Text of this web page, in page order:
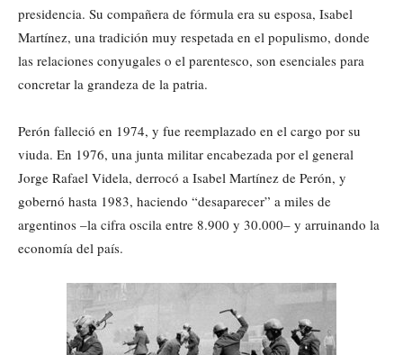
presidencia. Su compañera de fórmula era su esposa, Isabel
Martínez, una tradición muy respetada en el populismo, donde
las relaciones conyugales o el parentesco, son esenciales para
concretar la grandeza de la patria.
Perón falleció en 1974, y fue reemplazado en el cargo por su
viuda. En 1976, una junta militar encabezada por el general
Jorge Rafael Videla, derrocó a Isabel Martínez de Perón, y
gobernó hasta 1983, haciendo “desaparecer” a miles de
argentinos –la cifra oscila entre 8.900 y 30.000– y arruinando la
economía del país.